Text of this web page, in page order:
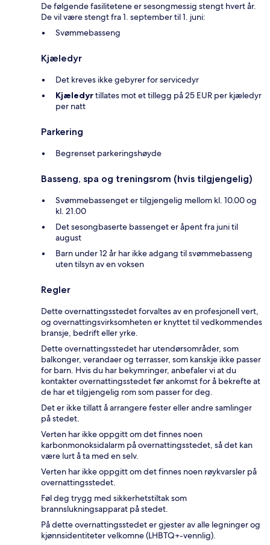
De følgende fasilitetene er sesongmessig stengt hvert år.
De vil være stengt fra 1. september til 1. juni:
Svømmebasseng
Kjæledyr
Det kreves ikke gebyrer for servicedyr
Kjæledyrtillates mot et tillegg på 25 EUR per kjæledyr
per natt
Parkering
Begrenset parkeringshøyde
Basseng, spa og treningsrom (hvis tilgjengelig)
Svømmebassenget er tilgjengelig mellom kl. 10.00 og
kl. 21.00
Det sesongbaserte bassenget er åpent fra juni til
august
Barn under 12 år har ikke adgang til svømmebasseng
uten tilsyn av en voksen
Regler
Dette overnattingsstedet forvaltes av en profesjonell vert,
og overnattingsvirksomheten er knyttet til vedkommendes
bransje, bedrift eller yrke.
Dette overnattingsstedet har utendørsområder, som
balkonger, verandaer og terrasser, som kanskje ikke passer
for barn. Hvis du har bekymringer, anbefaler vi at du
kontakter overnattingsstedet før ankomst for å bekrefte at
de har et tilgjengelig rom som passer for deg.
Det er ikke tillatt å arrangere fester eller andre samlinger
på stedet.
Verten har ikke oppgitt om det finnes noen
karbonmonoksidalarm på overnattingsstedet, så det kan
være lurt å ta med en selv.
Verten har ikke oppgitt om det finnes noen røykvarsler på
overnattingsstedet.
Føl deg trygg med sikkerhetstiltak som
brannslukningsapparat på stedet.
På dette overnattingsstedet er gjester av alle legninger og
kjønnsidentiteter velkomne (LHBTQ+-vennlig).